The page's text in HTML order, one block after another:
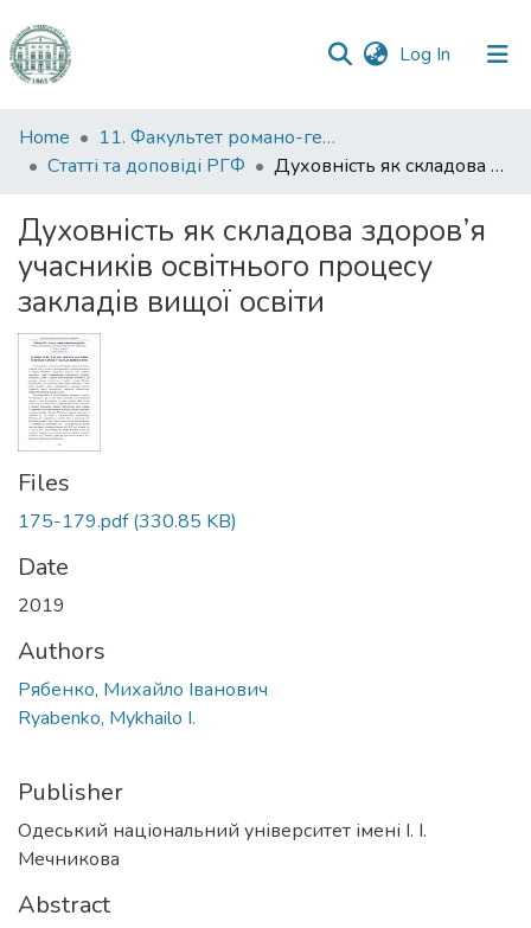
Log In (current)
Communities
&
All of DSpace
Statistics
Home
11. Факультет романо-германської філології
Статті та доповіді РГФ
Духовність як складова здоров’я учасників освітнього процесу закладів вищої освіти
Духовність як складова здоров’я
учасників освітнього процесу
закладів вищої освіти
Files
175-179.pdf(330.85 KB)
Date
2019
Authors
Рябенко, Михайло Іванович
Ryabenko, Mykhailo I.
Publisher
Одеський національний університет імені І. І.
Мечникова
Abstract